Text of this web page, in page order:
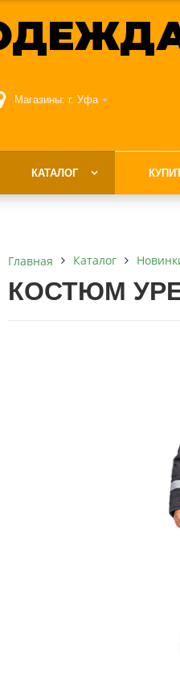
Магазины: г. Уфа
КАТАЛОГ
Главная Каталог
КОСТЮМ